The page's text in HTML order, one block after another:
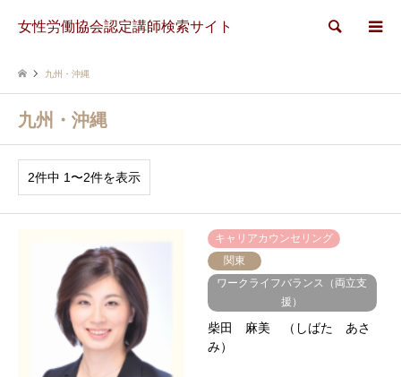
女性労働協会認定講師検索サイト 検索
九州・沖縄
九州・沖縄
2件中 1〜2件を表示
キャリアカウンセリング
関東
ワークライフバランス（両立支
援）
柴田 麻美 （しばた あさ
み）